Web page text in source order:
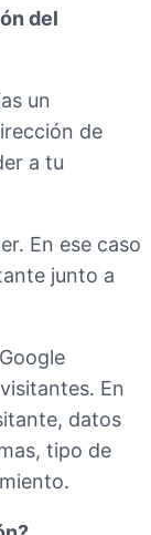
del
un
de
a tu
En ese caso
junto a
En
datos
tipo de